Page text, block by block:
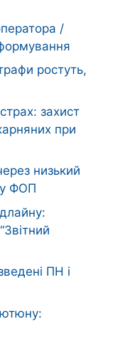
/
ростуть,
захист
при
низький
ФОП
ПН і